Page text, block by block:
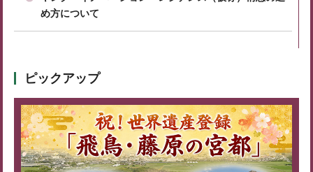
め方について
ピックアップ